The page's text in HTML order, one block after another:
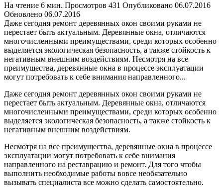
На чтение 6 мин. Просмотров 431 Опубликовано 06.07.2016
Обновлено 06.07.2016
Даже сегодня ремонт деревянных окон своими руками не
перестает быть актуальным. Деревянные окна, отличаются
многочисленными преимуществами, среди которых особенно
выделяется экологическая безопасность, а также стойкость к
негативным внешним воздействиям. Несмотря на все
преимущества, деревянные окна в процессе эксплуатации
могут потребовать к себе внимания направленного...
Даже сегодня ремонт деревянных окон своими руками не
перестает быть актуальным. Деревянные окна, отличаются
многочисленными преимуществами, среди которых особенно
выделяется экологическая безопасность, а также стойкость к
негативным внешним воздействиям.
Несмотря на все преимущества, деревянные окна в процессе
эксплуатации могут потребовать к себе внимания
направленного на реставрацию и ремонт. Для того чтобы
выполнить необходимые работы вовсе необязательно
вызывать специалиста все можно сделать самостоятельно.